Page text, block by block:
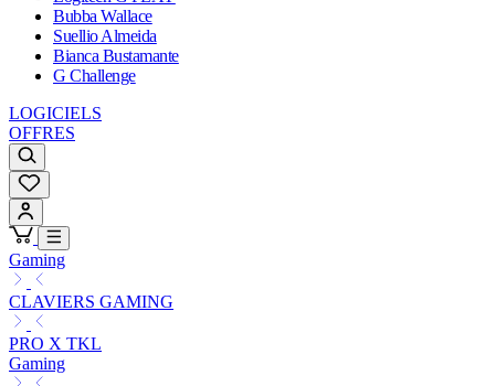
Bubba Wallace
Suellio Almeida
Bianca Bustamante
G Challenge
LOGICIELS
OFFRES
Gaming
CLAVIERS GAMING
PRO X TKL
Gaming